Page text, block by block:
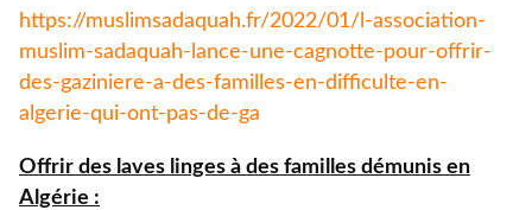
https://muslimsadaquah.fr/2022/01/l-association-
muslim-sadaquah-lance-une-cagnotte-pour-offrir-
des-gaziniere-a-des-familles-en-difficulte-en-
algerie-qui-ont-pas-de-ga
Offrir des laves linges à des familles démunis en
Algérie :